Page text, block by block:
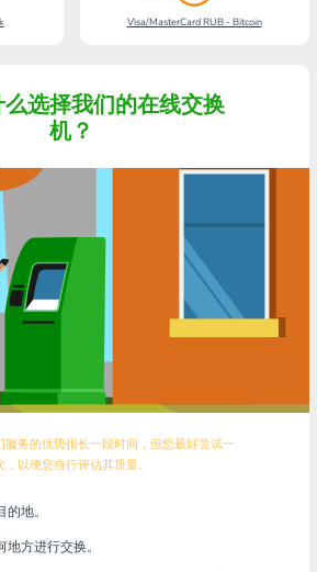
Visa/MasterCard RUB - Bitcoin
选择我们的在线交换
机？
服务的优势很长一段时间，但您最好尝试一
，以便您自行评估其质量。
地。
方进行交换。